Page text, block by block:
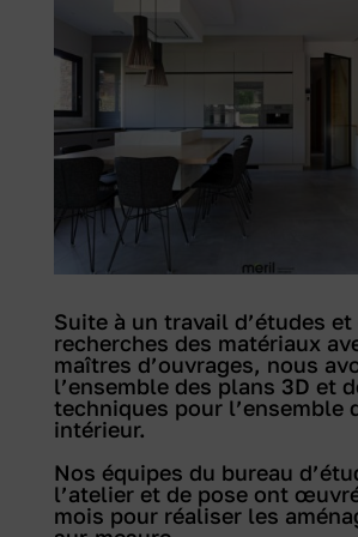
Suite à un travail d’études et
recherches des matériaux
maîtres d’ouvrages, nous
l’ensemble des plans 3D et
techniques pour l’ensemble
intérieur.
Nos équipes du bureau
l’atelier et de pose ont
mois pour réaliser les